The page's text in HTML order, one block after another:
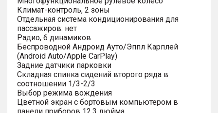
Климат-контроль, 2 зоны
Отдельная система кондиционирования для
пассажиров: нет
Радио, 6 динамиков
Беспроводной Андроид Ауто/Эппл Карплей
(Android Auto/Apple CarPlay)
Задние датчики парковки
Складная спинка сидений второго ряда в
соотношении 1/3-2/3
Выбор режима вождения
Цветной экран с бортовым компьютером в
панели приборов 12.3 дюйма